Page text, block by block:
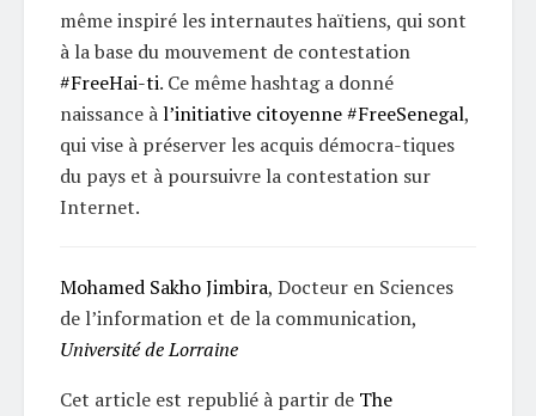
même inspiré les internautes haïtiens, qui sont
à la base du mouvement de contestation
#FreeHai-ti. Ce même hashtag a donné
naissance àl’initiative citoyenne #FreeSenegal,
qui vise à préserver les acquis démocra-tiques
du pays et à poursuivre la contestation sur
Internet.
Mohamed Sakho Jimbira, Docteur en Sciences
de l’information et de la communication,
Université de Lorraine
Cet article est republié à partir de The